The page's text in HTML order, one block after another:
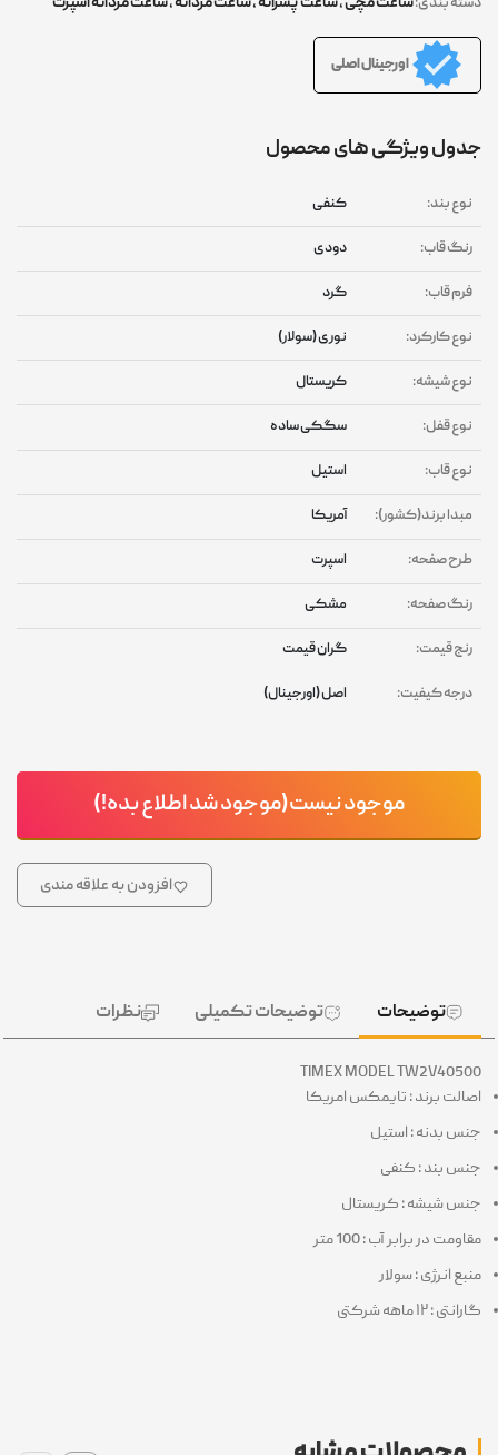
اورجینال اصلی
جدول ویژگی های محصول
نوع بند: کنفی
رنگ قاب: دودی
فرم قاب: گرد
نوع کارکرد: نوری (سولار)
نوع شیشه: کریستال
نوع قفل: سگکی ساده
نوع قاب: استیل
مبدا برند(کشور): آمریکا
طرح صفحه: اسپرت
رنگ صفحه: مشکی
رنج قیمت: گران قیمت
درجه کیفیت: اصل (اورجینال)
موجود نیست(موجود شد اطلاع بده!)
افزودن به علاقه مندی
توضیحات توضیحات تکمیلی نظرات
TIMEX MODEL TW2V40500
اصالت برند : تایمکس امریکا
جنس بدنه : استیل
جنس بند : کنفی
جنس شیشه : کریستال
مقاومت در برابر آب : 100 متر
منبع انرژی : سولار
گارانتی : ۱۲ ماهه شرکتی